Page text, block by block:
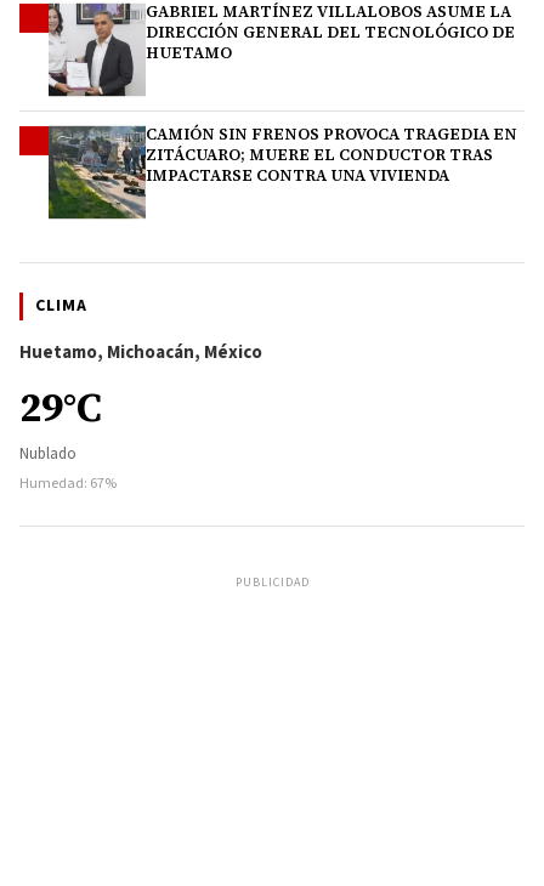
GABRIEL MARTÍNEZ VILLALOBOS ASUME LA
DIRECCIÓN GENERAL DEL TECNOLÓGICO DE
HUETAMO
CAMIÓN SIN FRENOS PROVOCA TRAGEDIA EN
ZITÁCUARO; MUERE EL CONDUCTOR TRAS
IMPACTARSE CONTRA UNA VIVIENDA
CLIMA
Huetamo, Michoacán, México
29°C
Nublado
Humedad: 67%
PUBLICIDAD